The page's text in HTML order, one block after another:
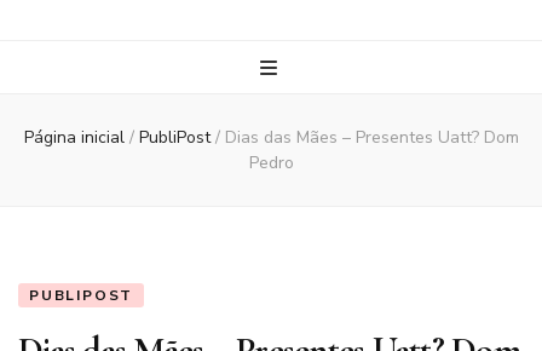
Página inicial / PubliPost/ Dias das Mães – Presentes Uatt? Dom
Pedro
PUBLIPOST